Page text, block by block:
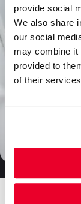
provide social
We also share
our social
may combine it
provided to
of their